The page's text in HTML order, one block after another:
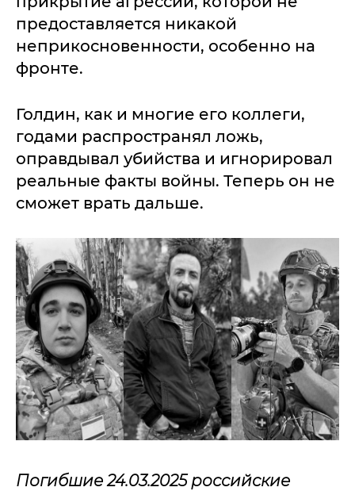
предоставляется никакой
неприкосновенности, особенно на
фронте.
Голдин, как и многие его коллеги,
годами распространял ложь,
оправдывал убийства и игнорировал
реальные факты войны. Теперь он не
сможет врать дальше.
Погибшие 24.03.2025 российские